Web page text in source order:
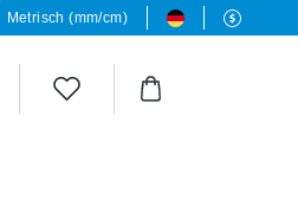
Metrisch (mm/cm)